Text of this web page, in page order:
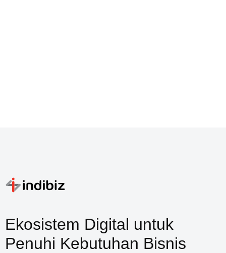
Ekosistem Digital untuk
Penuhi Kebutuhan Bisnis